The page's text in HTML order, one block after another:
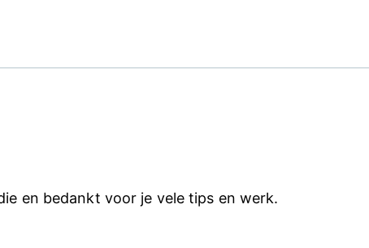
en bedankt voor je vele tips en werk.